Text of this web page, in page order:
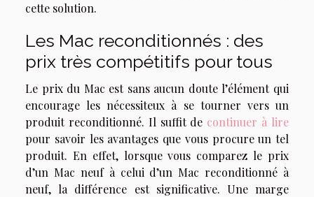
cette solution.
Les Mac reconditionnés : des
prix très compétitifs pour tous
Le prix du Mac est sans aucun doute l’élément qui
encourage les nécessiteux à se tourner vers un
produit reconditionné. Il suffit de continuer à lire
pour savoir les avantages que vous procure un tel
produit. En effet, lorsque vous comparez le prix
d’un Mac neuf à celui d’un Mac reconditionné à
neuf, la différence est significative. Une marge